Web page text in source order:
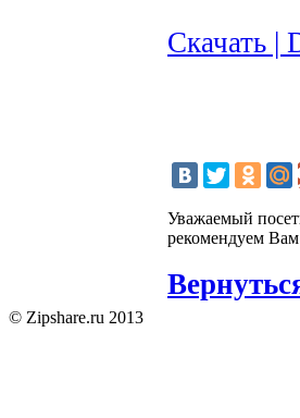
Скачать |
Уважаемый
рекомендуем Вам
© Zipshare.ru 2013